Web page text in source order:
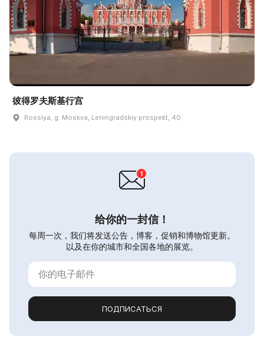
彼得罗夫斯基行宫
Rossiya, g. Moskva, Leningradskiy prospekt, 40
给你的一封信！
每周一次，我们将发送公告，博客，促销和博物馆更新。
以及在你的城市和全国各地的展览。
ПОДПИСАТЬСЯ